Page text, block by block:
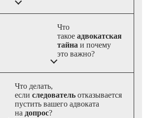
Что
такое адвокатская
тайна и почему
это важно?
Что делать,
если следователь отказывается
пустить вашего адвоката
на допрос?